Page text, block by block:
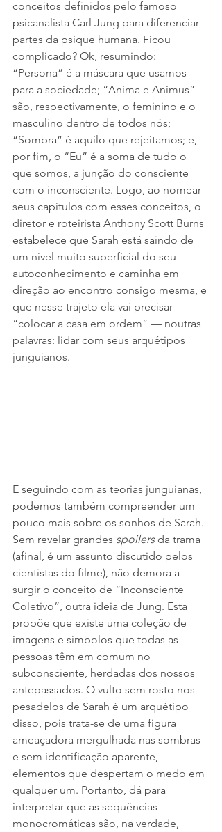
conceitos definidos pelo famoso
psicanalista Carl Jung para diferenciar
partes da psique humana. Ficou
complicado? Ok, resumindo:
“Persona” é a máscara que usamos
para a sociedade; “Anima e Animus”
são, respectivamente, o feminino e o
masculino dentro de todos nós;
“Sombra” é aquilo que rejeitamos; e,
por fim, o “Eu” é a soma de tudo o
que somos, a junção do consciente
com o inconsciente. Logo, ao nomear
seus capítulos com esses conceitos, o
diretor e roteirista Anthony Scott Burns
estabelece que Sarah está saindo de
um nível muito superficial do seu
autoconhecimento e caminha em
direção ao encontro consigo mesma, e
que nesse trajeto ela vai precisar
“colocar a casa em ordem” — noutras
palavras: lidar com seus arquétipos
junguianos.
E seguindo com as teorias junguianas,
podemos também compreender um
pouco mais sobre os sonhos de Sarah.
Sem revelar grandes spoilers da trama
(afinal, é um assunto discutido pelos
cientistas do filme), não demora a
surgir o conceito de “Inconsciente
Coletivo”, outra ideia de Jung. Esta
propõe que existe uma coleção de
imagens e símbolos que todas as
pessoas têm em comum no
subconsciente, herdadas dos nossos
antepassados. O vulto sem rosto nos
pesadelos de Sarah é um arquétipo
disso, pois trata-se de uma figura
ameaçadora mergulhada nas sombras
e sem identificação aparente,
elementos que despertam o medo em
qualquer um. Portanto, dá para
interpretar que as sequências
monocromáticas são, na verdade,